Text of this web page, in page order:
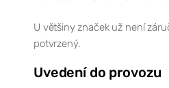
U většiny značek už není
potvrzený.
Uvedení do provozu